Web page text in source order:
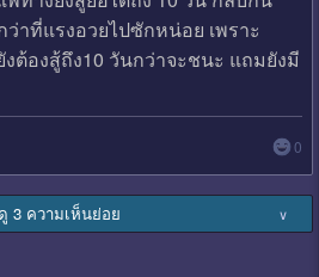
ที่แรงอวยไปซักหน่อย เพราะ
ต้องสู้ถึง10 วันกว่าจะชนะ แถมยังมี
0
ดู 3 ความเห็นย่อย ∨